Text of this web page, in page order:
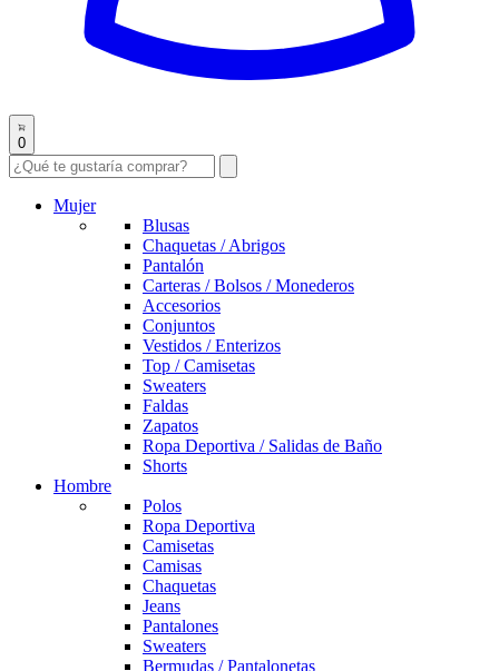
0
Mujer
Blusas
Chaquetas / Abrigos
Pantalón
Carteras / Bolsos / Monederos
Accesorios
Conjuntos
Vestidos / Enterizos
Top / Camisetas
Sweaters
Faldas
Zapatos
Ropa Deportiva / Salidas de Baño
Shorts
Hombre
Polos
Ropa Deportiva
Camisetas
Camisas
Chaquetas
Jeans
Pantalones
Sweaters
Bermudas / Pantalonetas